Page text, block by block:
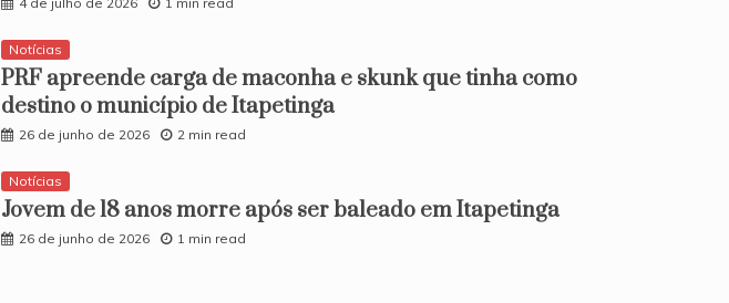
Notícias
PRF apreende carga de maconha e skunk que tinha como
destino o município de Itapetinga
26 de junho de 2026 2 min read
Notícias
​Jovem de 18 anos morre após ser baleado em Itapetinga
26 de junho de 2026 1 min read